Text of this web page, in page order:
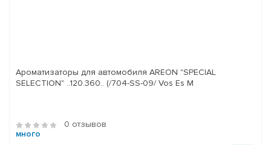
Ароматизаторы для автомобиля AREON "SPECIAL
SELECTION" ..120.360.. (/704-SS-09/ Vos Es M
0 отзывов
много